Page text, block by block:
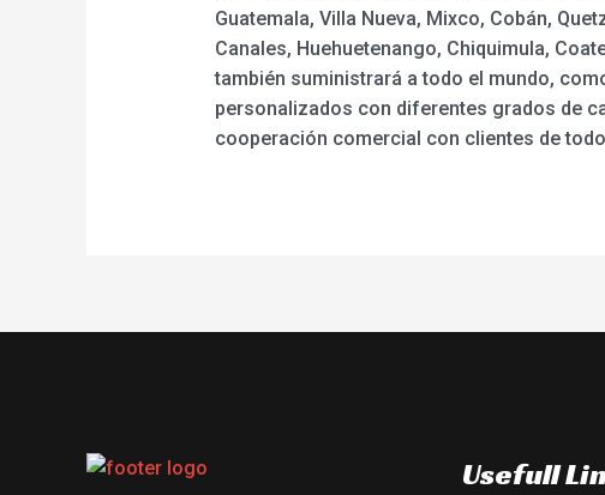
Guatemala, Villa Nueva, Mixco, Cobán,
Canales, Huehuetenango, Chiquimula,
también suministrará a todo el mundo,
personalizados con diferentes grados de
cooperación comercial con clientes de
Usefull